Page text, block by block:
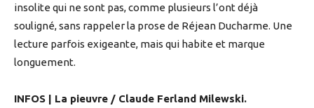
insolite qui ne sont pas, comme plusieurs l’ont déjà
souligné, sans rappeler la prose de Réjean Ducharme. Une
lecture parfois exigeante, mais qui habite et marque
longuement.
INFOS | La pieuvre / Claude Ferland Milewski.